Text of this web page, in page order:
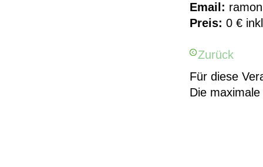
Email:
Preis: 0 €
Zurück
Für diese
Die